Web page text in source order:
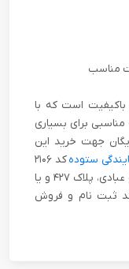
مناسب
باکیفیت است که با
برای بسیاری
جهت خرید این
ستوده
کد ۲۱۰۶
واقع در خیابان فرجام، بین خیابان ولیعصر و عبادی، پلاک ۴۲۷ و یا
از آخرین فرایند ثبت نام و فروش